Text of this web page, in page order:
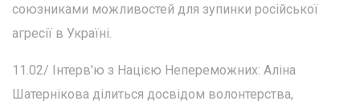
союзниками можливостей для зупинки російської
агресії в Україні.
11.02/ Інтерв'ю з Нацією Непереможних: Аліна
Шатернікова ділиться досвідом волонтерства,